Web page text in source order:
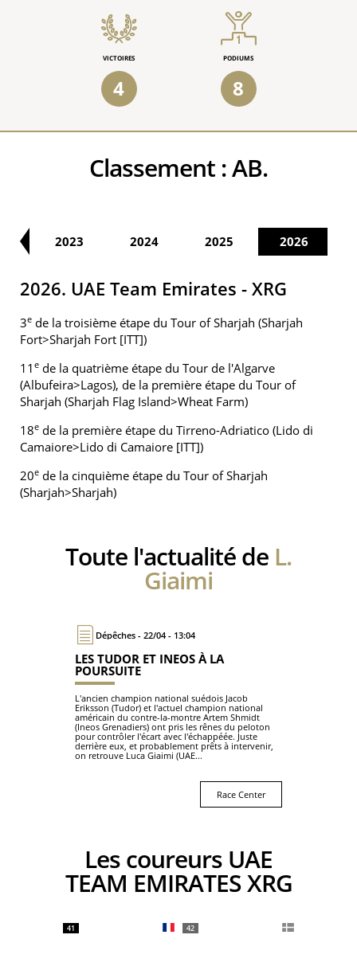
VICTOIRES
4
PODIUMS
8
Classement :AB.
2023 2024 2025 2026
2026. UAE Team Emirates - XRG
3e de la troisième étape du Tour of Sharjah (Sharjah
Fort>Sharjah Fort [ITT])
11 e de la quatrième étape du Tour de l'Algarve
(Albufeira>Lagos), de la première étape du Tour of
Sharjah (Sharjah Flag Island>Wheat Farm)
18e de la première étape du Tirreno-Adriatico (Lido di
Camaiore>Lido di Camaiore [ITT])
20e de la cinquième étape du Tour of Sharjah
(Sharjah>Sharjah)
Toute l'actualité de L.
Giaimi
Dépêches - 22/04 - 13:04
LES TUDOR ET INEOS À LA
POURSUITE
L'ancien champion national suédois Jacob
Eriksson (Tudor) et l'actuel champion national
américain du contre-la-montre Artem Shmidt
(Ineos Grenadiers) ont pris les rênes du peloton
pour contrôler l'écart avec l'échappéée. Juste
derrière eux, et probablement prêts à intervenir,
on retrouve Luca Giaimi (UAE...
Race Center
Les coureurs UAE
TEAM EMIRATES XRG
41 42